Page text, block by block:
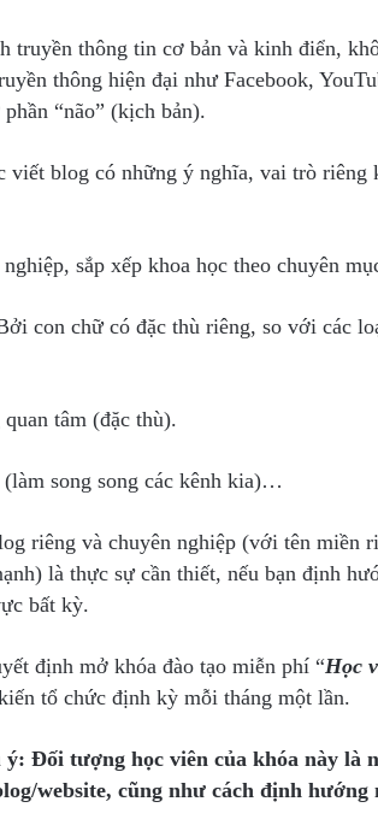
truyền thông tin cơ bản và kinh điển,
thông hiện đại như Facebook,
“não” (kịch bản).
blog có những ý nghĩa, vai trò riêng
sắp xếp khoa học theo chuyên
con chữ có đặc thù riêng, so với các
tâm (đặc thù).
song song các kênh kia)…
riêng và chuyên nghiệp (với tên miền
là thực sự cần thiết, nếu bạn định
bất kỳ.
định mở khóa đào tạo miễn phí “Học
tổ chức định kỳ mỗi tháng một lần.
Đối tượng học viên của khóa này là
website, cũng như cách định hướng